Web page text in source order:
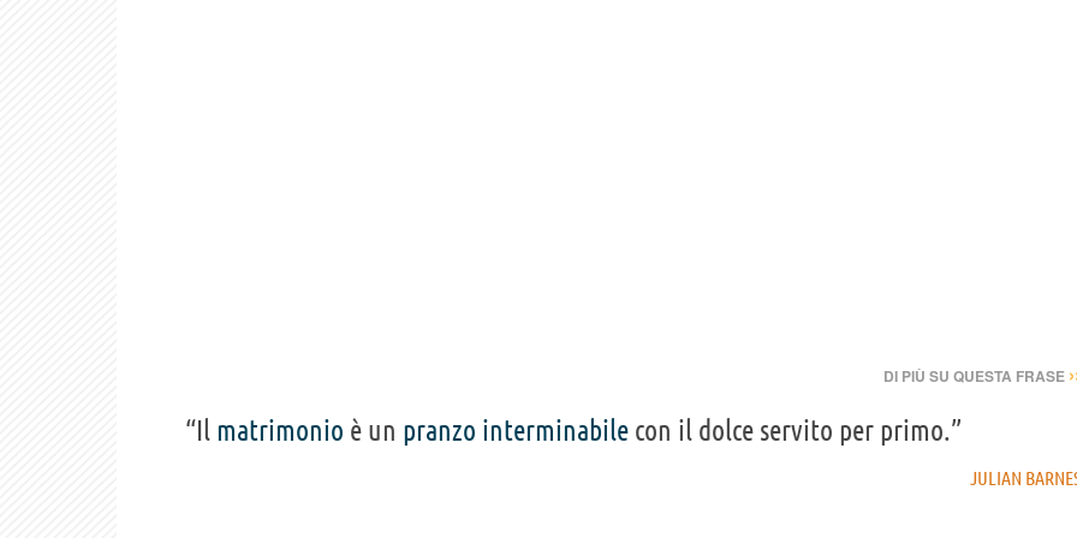
DI PIÙ SU QUESTA FRASE
“Il matrimonio è un pranzo interminabile con il dolce servito per primo.”
JULIAN